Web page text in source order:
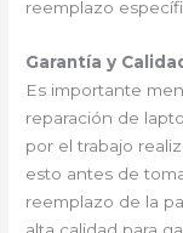
reemplazo
Garantía y
Es importante
reparación de
por el trabajo
esto antes de
reemplazo de la
alta calidad para